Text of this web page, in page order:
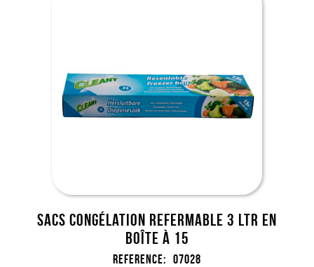
Sacs congélation refermable 3 ltr en
boîte à 15
Reference: 07028